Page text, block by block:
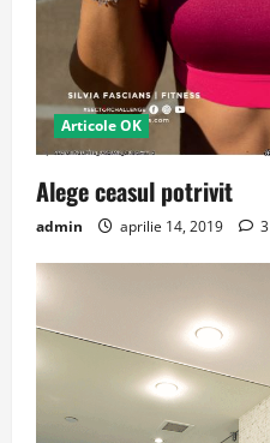
Articole OK
Alege ceasul potrivit
admin aprilie 14, 2019 3